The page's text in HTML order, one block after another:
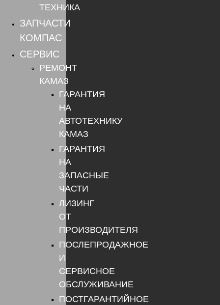
ТЕХНИКА
ЗАПЧАСТИ
КОМПАС
СЕРВИС
РЕМОНТ
КАМАЗ
ГАРАНТИЯ
НА
АВТОТЕХНИКУ
КАМАЗ
ГАРАНТИЯ
НА
ЗАПАСНЫЕ
ЧАСТИ
ЛИЗИНГ
ОТ
ПРОИЗВОДИТЕЛЯ
ПОСЛЕПРОДАЖНОЕ
И
СЕРВИСНОЕ
ОБСЛУЖИВАНИЕ
ПОСТГАРАНТИЙНОЕ